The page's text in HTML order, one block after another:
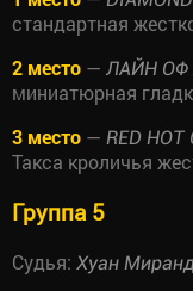
стандартная
2 место — ЛАЙН
миниатюрная
3 место — RED HOT
Такса кроличья
Группа 5
Судья: Хуан